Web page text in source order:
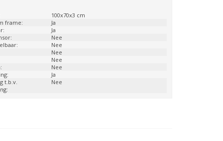
100x70x3 cm
frame:
Ja
Ja
Nee
Nee
Nee
Nee
Nee
Ja
t.b.v.
Nee